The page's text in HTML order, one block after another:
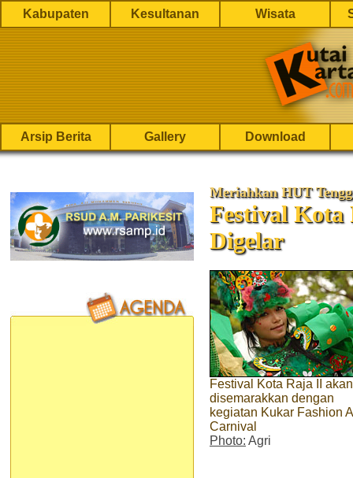
Kabupaten Kesultanan Wisata
Arsip Berita Gallery Download
Meriahkan HUT
Festival Kota
Digelar
Festival Kota Raja II akan
disemarakkan dengan
kegiatan Kukar Fashion
Carnival
Photo: Agri